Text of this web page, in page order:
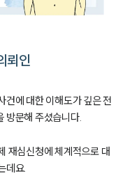
뢰인
건에 대한 이해도가 깊은 전
방문해 주셨습니다.
재심신청에 체계적으로 대
데요.